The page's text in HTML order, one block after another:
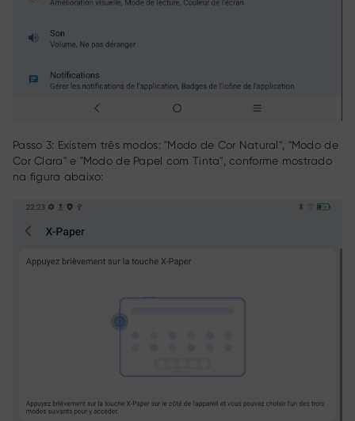
Passo 3: Existem três modos: "Modo de Cor Natural", "Modo de
Cor Clara" e "Modo de Papel com Tinta", conforme mostrado
na figura abaixo: